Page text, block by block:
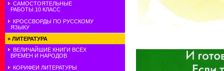
САМОСТОЯТЕЛЬНЫЕ
РАБОТЫ.10 КЛАСС
КРОССВОРДЫ ПО РУССКОМУ
ЯЗЫКУ
» ЛИТЕРАТУРА
ВЕЛИЧАЙШИЕ КНИГИ ВСЕХ
ВРЕМЕН И НАРОДОВ
КОРИФЕИ ЛИТЕРАТУРЫ